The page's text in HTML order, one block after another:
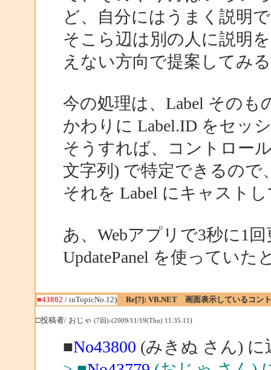
ど、自分にはうまく説明
そこら辺は別の人に説明
えない方向で提案してみ
今の処理は、Label その
かわりに Label.ID をセッ
そうすれば、コントロー
文字列) で特定できるので
それを Label にキャスト
あ、Webアプリで3秒に1
UpdatePanel を使っていた
■43802 / inTopicNo.12) Re[7]: VB.NET 画面表示しているコン
□投稿者/ おじゃ (7回)-(2009/11/19(Thu) 11:35:11)
■No43800 (みきぬ さん) に